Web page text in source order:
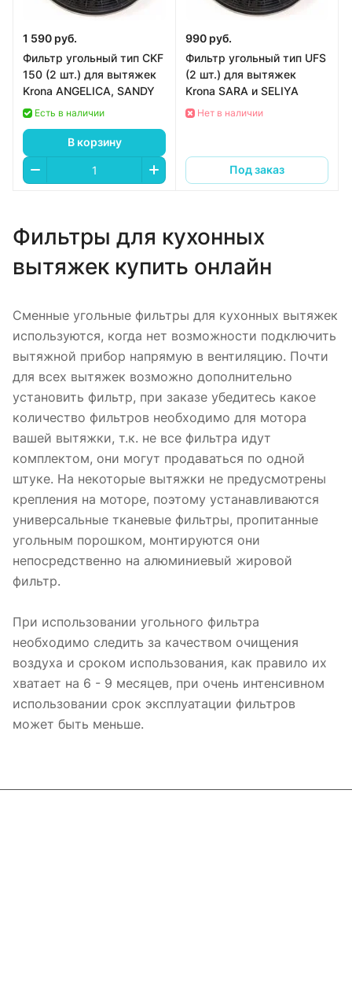
1 590 руб.
Фильтр угольный тип CKF
150 (2 шт.) для вытяжек
Krona ANGELICA, SANDY
Есть в наличии
В корзину
990 руб.
Фильтр угольный тип UFS
(2 шт.) для вытяжек
Krona SARA и SELIYA
Нет в наличии
Под заказ
Фильтры для кухонных
вытяжек купить онлайн
Сменные угольные фильтры для кухонных вытяжек
используются, когда нет возможности подключить
вытяжной прибор напрямую в вентиляцию. Почти
для всех вытяжек возможно дополнительно
установить фильтр, при заказе убедитесь какое
количество фильтров необходимо для мотора
вашей вытяжки, т.к. не все фильтра идут
комплектом, они могут продаваться по одной
штуке. На некоторые вытяжки не предусмотрены
крепления на моторе, поэтому устанавливаются
универсальные тканевые фильтры, пропитанные
угольным порошком, монтируются они
непосредственно на алюминиевый жировой
фильтр.
При использовании угольного фильтра
необходимо следить за качеством очищения
воздуха и сроком использования, как правило их
хватает на 6 - 9 месяцев, при очень интенсивном
использовании срок эксплуатации фильтров
может быть меньше.